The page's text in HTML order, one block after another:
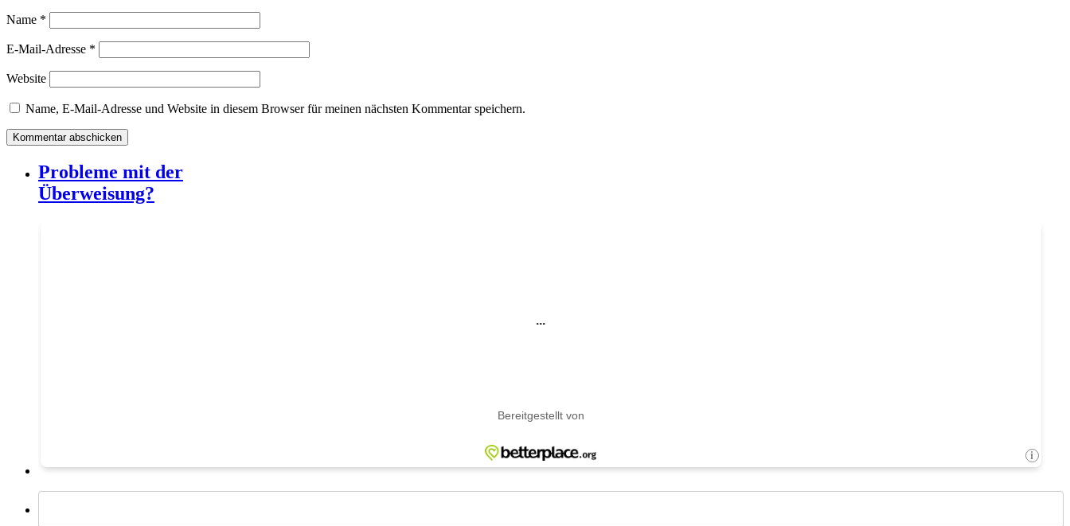
Name *
E-Mail-Adresse *
Website
Name, E-Mail-Adresse und Website in diesem Browser für meinen nächsten Kommentar speichern.
Probleme mit der
Überweisung?